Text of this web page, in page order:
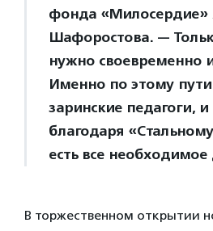
фонда «Милосердие»
Шафоростова. —
нужно своевременно
Именно по этому
заринские педагоги, и
благодаря
есть все
В торжественном открытии